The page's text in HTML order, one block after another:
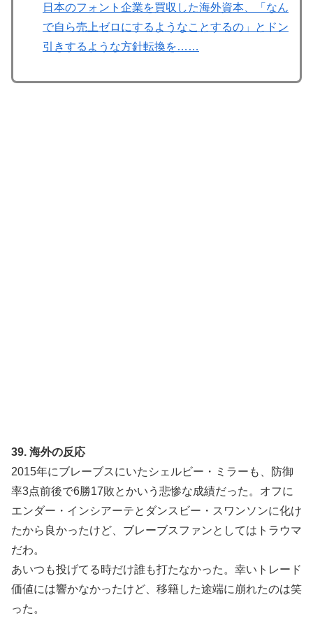
日本のフォント企業を買収した海外資本、「なん
で自ら売上ゼロにするようなことするの」とドン
引きするような方針転換を……
39. 海外の反応
2015年にブレーブスにいたシェルビー・ミラーも、防御
率3点前後で6勝17敗とかいう悲惨な成績だった。オフに
エンダー・インシアーテとダンスビー・スワンソンに化け
たから良かったけど、ブレーブスファンとしてはトラウマ
だわ。
あいつも投げてる時だけ誰も打たなかった。幸いトレード
価値には響かなかったけど、移籍した途端に崩れたのは笑
った。